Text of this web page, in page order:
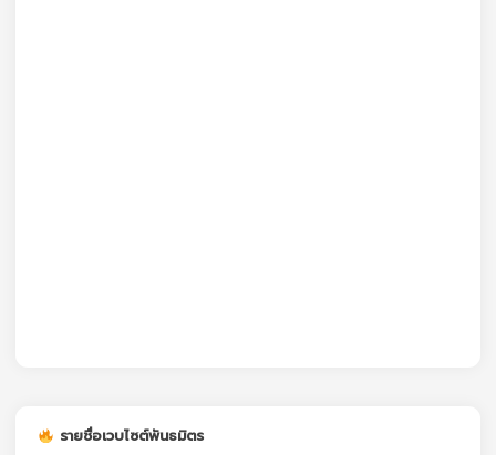
รายชื่อเวบไซต์พันธมิตร